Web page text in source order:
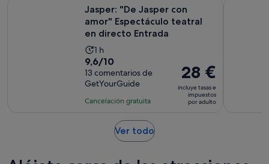
Jasper: "De Jasper con
amor" Espectáculo teatral
en directo Entrada
La
duración
de
la
actividad
1 hora
1 h
9.6
sobre
10
con
comentarios
9,6/10
13 comentarios de
GetYourGuide
Cancelación gratuita
El
precio
es
de
28 €
incluye tasas e
impuestos
por adulto
Ver todoSe